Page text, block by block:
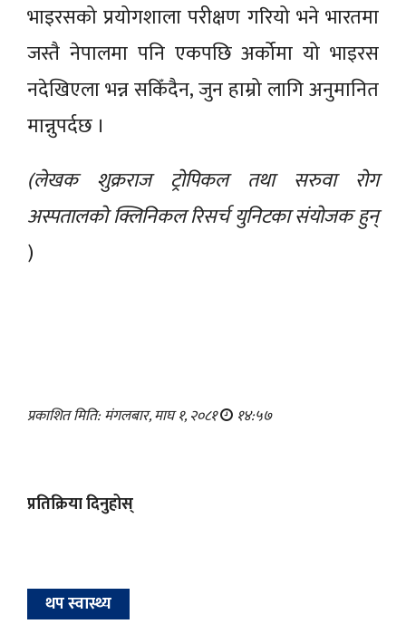
भाइरसको प्रयोगशाला परीक्षण गरियो भने भारतमा
जस्तै नेपालमा पनि एकपछि अर्कोमा यो भाइरस
नदेखिएला भन्न सकिँदैन, जुन हाम्रो लागि अनुमानित
मान्नुपर्दछ ।
(लेखक शुक्रराज ट्रोपिकल तथा सरुवा रोग
अस्पतालको क्लिनिकल रिसर्च युनिटका संयोजक हुन्
)
प्रकाशित मिति: मंगलबार, माघ १, २०८१ १४:५७
प्रतिक्रिया दिनुहोस्
थप स्वास्थ्य